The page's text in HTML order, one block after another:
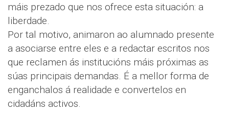
máis prezado que nos ofrece esta situación: a
liberdade.
Por tal motivo, animaron ao alumnado presente
a asociarse entre eles e a redactar escritos nos
que reclamen ás institucións máis próximas as
súas principais demandas. É a mellor forma de
enganchalos á realidade e convertelos en
cidadáns activos.